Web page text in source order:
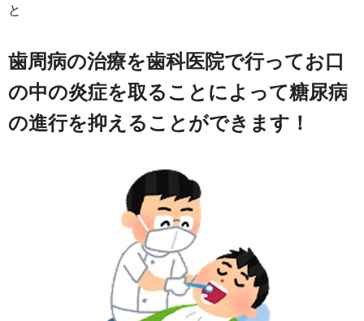
と
歯周病の治療を歯科医院で行ってお口
の中の炎症を取ることによって糖尿病
の進行を抑えることができます！